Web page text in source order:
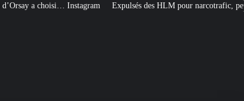
Expulsés des HLM pour narcotrafic, peuvent-ils obtenir un nouveau